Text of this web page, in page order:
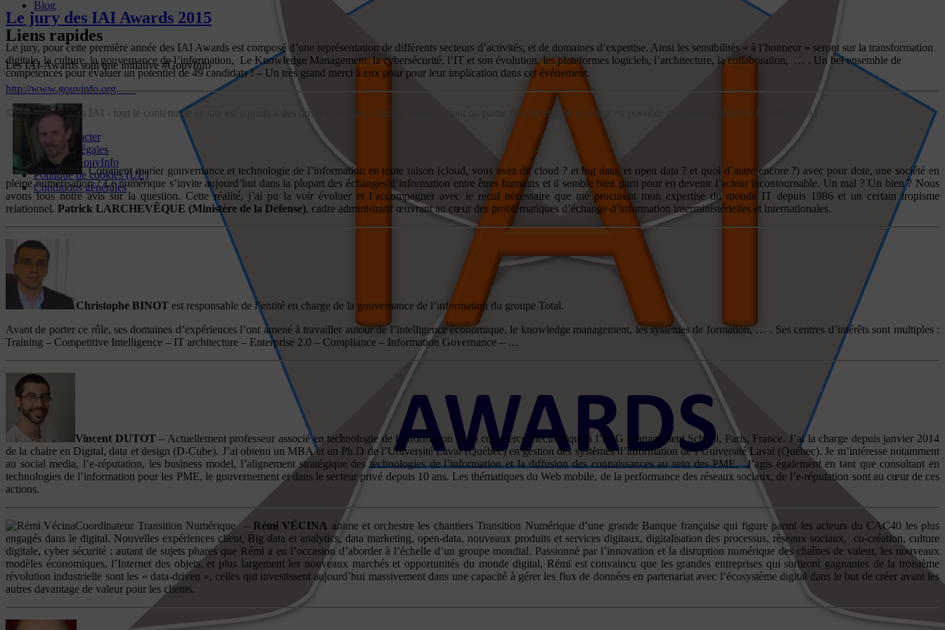
Blog
Liens rapides
Les IAI-Awards sont une initiative #GouvInfo
http://www.gouvinfo.org
© 2018 GouvInfo IAI - tout le contenu de ce site est soumis à des droits d'auteurs - Aucun usage de tout ou partie du contenu de ce site n'est possible sans autorisation de GouvInfo IAI
Nous contacter
Mentions légales
Chartre #GouvInfo
Politique de cookies (UE)
Conditions générales
Le jury des IAI Awards 2015
Le jury, pour cette première année des IAI Awards est composé d’une représentation de différents secteurs d’activités, et de domaines d’expertise. Ainsi les sensibilités « à l’honneur » seront sur la transformation
digitale, la culture, la gouvernance de l’information, Le Knowledge Management, la cybersécurité, l’IT et son évolution, les plateformes logiciels, l’architecture, la collaboration, … . Un bel ensemble de
compétences pour évaluer un potentiel de 49 candidats ! – Un très grand merci à eux pour pour leur implication dans cet événement.
Comment marier gouvernance et technologie de l’information en toute raison (cloud, vous avez dit cloud ? et big data, et open data ? et quoi d’autre encore ?) avec pour dote, une société en
pleine numérisation ? Le numérique s’invite aujourd’hui dans la plupart des échanges d’information entre êtres humains et il semble bien parti pour en devenir l’acteur incontournable. Un mal ? Un bien ? Nous
avons tous notre avis sur la question. Cette réalité, j’ai pu la voir évoluer et l’accompagner avec le recul nécessaire que me procurent mon expertise du monde IT depuis 1986 et un certain tropisme
relationnel. Patrick LARCHEVÊQUE (Ministère de la Défense), cadre administratif œuvrant au cœur des problématiques d’échange d’information interministérielles et internationales.
Christophe BINOT est responsable de l’entité en charge de la gouvernance de l’information du groupe Total.
Avant de porter ce rôle, ses domaines d’expériences l’ont amené à travailler autour de l’intelligence économique, le knowledge management, les systèmes de formation, … . Ses centres d’intérêts sont multiples :
Training – Competitive Intelligence – IT architecture – Enterprise 2.0 – Compliance – Information Governance – …
Vincent DUTOT– Actuellement professeur associé en technologie de l’information et en commerce électronique à l’ESG Management School, Paris, France. J’ai la charge depuis janvier 2014
de la chaire en Digital, data et design (D-Cube). J’ai obtenu un MBA et un Ph.D de l’Université Laval (Québec) en gestion des systèmes d’information de l’Université Laval (Québec). Je m’intéresse notamment
au social media, l’e-réputation, les business model, l’alignement stratégique des technologies de l’information et la diffusion des connaissances au sein des PME. J’agis également en tant que consultant en
technologies de l’information pour les PME, le gouvernement et dans le secteur privé depuis 10 ans. Les thématiques du Web mobile, de la performance des réseaux sociaux, de l’e-réputation sont au cœur de ces
actions.
Coordinateur Transition Numérique – Rémi VÉCINA anime et orchestre les chantiers Transition Numérique d’une grande Banque française qui figure parmi les acteurs du CAC40 les plus
engagés dans le digital. Nouvelles expériences client, Big data et analytics, data marketing, open-data, nouveaux produits et services digitaux, digitalisation des processus, réseaux sociaux, co-création, culture
digitale, cyber sécurité : autant de sujets phares que Rémi a eu l’occasion d’aborder à l’échelle d’un groupe mondial. Passionné par l’innovation et la disruption numérique des chaînes de valeur, les nouveaux
modèles économiques, l’Internet des objets, et plus largement les nouveaux marchés et opportunités du monde digital, Rémi est convaincu que les grandes entreprises qui sortiront gagnantes de la troisième
révolution industrielle sont les « data-driven », celles qui investissent aujourd’hui massivement dans une capacité à gérer les flux de données en partenariat avec l’écosystème digital dans le but de créer avant les
autres davantage de valeur pour les clients.